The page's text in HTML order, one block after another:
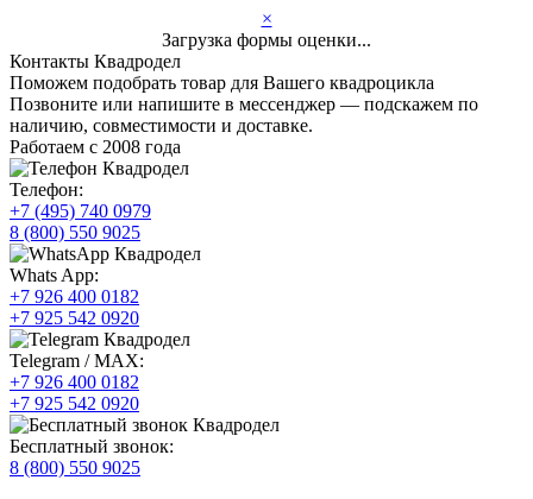
×
Загрузка формы оценки...
Контакты Квадродел
Поможем подобрать товар для Вашего квадроцикла
Позвоните или напишите в мессенджер — подскажем по
наличию, совместимости и доставке.
Работаем с 2008 года
Телефон:
+7 (495) 740 0979
8 (800) 550 9025
Whats App:
+7 926 400 0182
+7 925 542 0920
Telegram / MAX:
+7 926 400 0182
+7 925 542 0920
Бесплатный звонок:
8 (800) 550 9025